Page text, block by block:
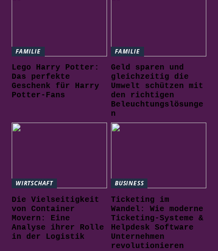
FAMILIE
Lego Harry Potter:
Das perfekte
Geschenk für Harry
Potter-Fans
FAMILIE
Geld sparen und
gleichzeitig die
Umwelt schützen mit
den richtigen
Beleuchtungslösunge
n
WIRTSCHAFT
Die Vielseitigkeit
von Container
Movern: Eine
Analyse ihrer Rolle
in der Logistik
BUSINESS
Ticketing im
Wandel: Wie moderne
Ticketing-Systeme &
Helpdesk Software
Unternehmen
revolutionieren